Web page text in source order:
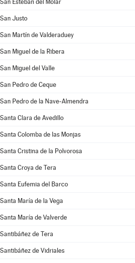
San Esteban del Molar
San Justo
San Martín de Valderaduey
San Miguel de la Ribera
San Miguel del Valle
San Pedro de Ceque
San Pedro de la Nave-Almendra
Santa Clara de Avedillo
Santa Colomba de las Monjas
Santa Cristina de la Polvorosa
Santa Croya de Tera
Santa Eufemia del Barco
Santa María de la Vega
Santa María de Valverde
Santibáñez de Tera
Santibáñez de Vidriales